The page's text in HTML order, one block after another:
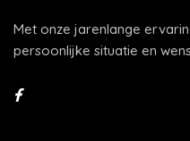
Met onze jarenlange
persoonlijke situatie en